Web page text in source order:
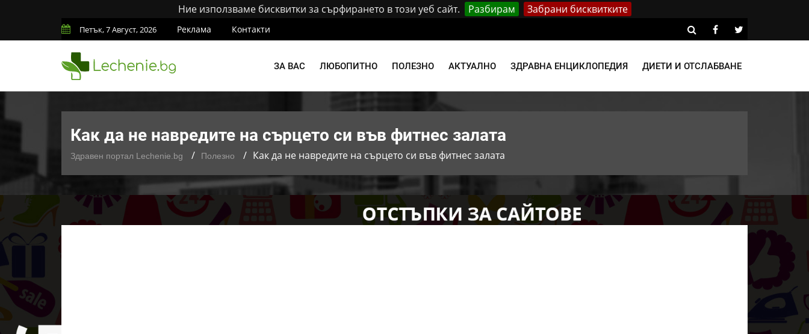
Ние използваме бисквитки за сърфирането в този уеб сайт. Разбирам Забрани бисквитките
Петък, 7 Август, 2026 Реклама Контакти
ЗА ВАС ЛЮБОПИТНО ПОЛЕЗНО АКТУАЛНО ЗДРАВНА ЕНЦИКЛОПЕДИЯ ДИЕТИ И ОТСЛАБВАНЕ
Как да не навредите на сърцето си във фитнес залата
Здравен портал Lechenie.bg Полезно Как да не навредите на сърцето си във фитнес залата